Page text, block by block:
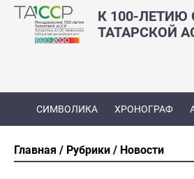
К 100-ЛЕТИЮ
ТАТАРСКОЙ
СИМВОЛИКА ХРОНОГРАФ
Главная Рубрики Новости